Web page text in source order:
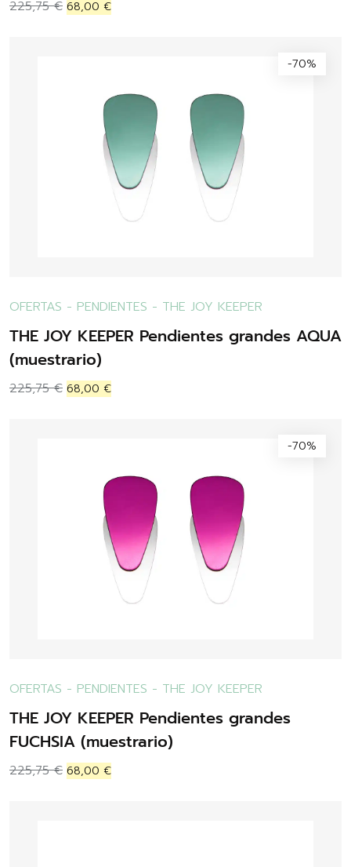
225,75€ 68,00 €
-70%
OFERTAS - PENDIENTES - THE JOY KEEPER
THE JOY KEEPER Pendientes grandes AQUA
(muestrario)
225,75€ 68,00 €
-70%
OFERTAS - PENDIENTES - THE JOY KEEPER
THE JOY KEEPER Pendientes grandes
FUCHSIA (muestrario)
225,75€ 68,00 €